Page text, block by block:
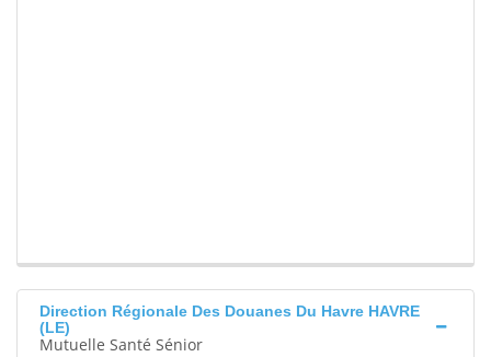
Direction Régionale Des Douanes Du Havre HAVRE
(LE)
Mutuelle Santé Sénior